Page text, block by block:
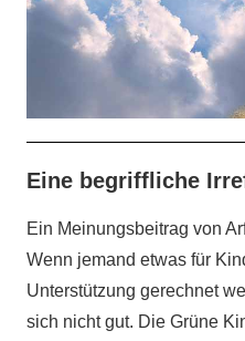
Eine begriffliche
Ein Meinungsbeitrag von
Wenn jemand etwas für
Unterstützung gerechnet
sich nicht gut. Die Grüne